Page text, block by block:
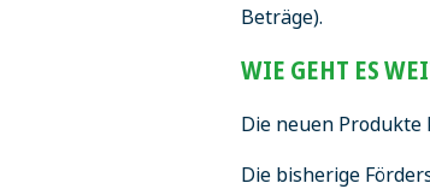
Beträge).
WIE GEHT ES
Die neuen Produkte
Die bisherige